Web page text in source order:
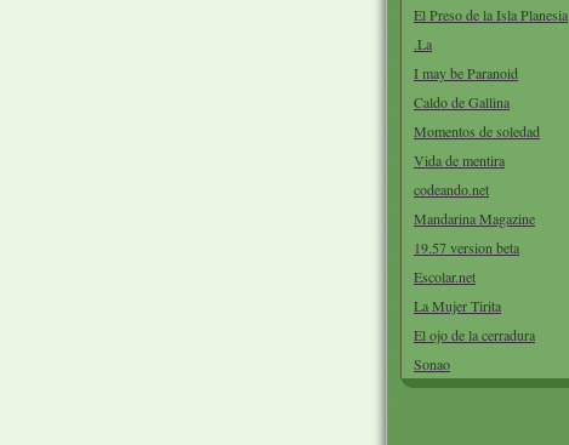
El Preso de la Isla Planesia
.La
I may be Paranoid
Caldo de Gallina
Momentos de soledad
Vida de mentira
codeando.net
Mandarina Magazine
19.57 version beta
Escolar.net
La Mujer Tirita
El ojo de la cerradura
Sonao